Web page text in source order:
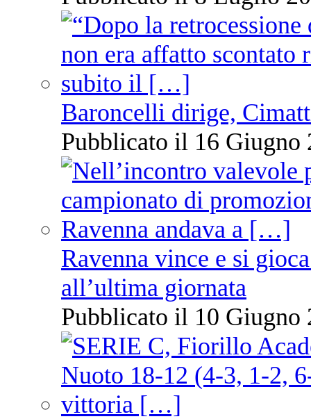
Baroncelli dirige,
Pubblicato il 16 Giugno
Ravenna vince e si
all’ultima giornata
Pubblicato il 10 Giugno